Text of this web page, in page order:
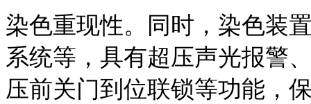
染色重现性。同时，染色装
系统等，具有超压声光报警
压前关门到位联锁等功能，